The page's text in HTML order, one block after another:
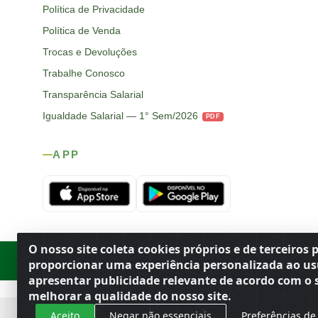
O nosso site coleta cookies próprios e de terceiros
proporcionar uma experiência personalizada ao
apresentar publicidade relevante de acordo com o
melhorar a qualidade do nosso site.
Aceito Negar não essenciais Preferências de
Política de Privacidade
Política de Venda
Trocas e Devoluções
Trabalhe Conosco
Transparência Salarial
Igualdade Salarial — 1° Sem/2026
PDF
APP
Rod. SP-215, s/n, km 98 — Área Rural Porto Ferreira/ ·